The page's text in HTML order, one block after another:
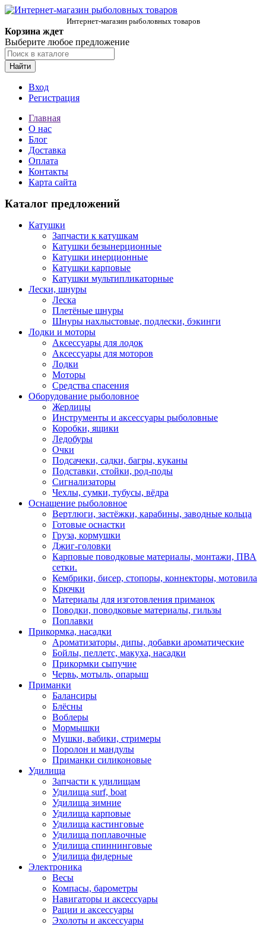
Интернет-магазин рыболовных товаров
Корзина ждет
Выберите любое предложение
Найти
Вход
Регистрация
Главная
О нас
Блог
Доставка
Оплата
Контакты
Карта сайта
Каталог предложений
Катушки
Запчасти к катушкам
Катушки безынерционные
Катушки инерционные
Катушки карповые
Катушки мультипликаторные
Лески, шнуры
Леска
Плетёные шнуры
Шнуры нахлыстовые, подлески, бэкинги
Лодки и моторы
Аксессуары для лодок
Аксессуары для моторов
Лодки
Моторы
Средства спасения
Оборудование рыболовное
Жерлицы
Инструменты и аксессуары рыболовные
Коробки, ящики
Ледобуры
Очки
Подсачеки, садки, багры, куканы
Подставки, стойки, род-поды
Сигнализаторы
Чехлы, сумки, тубусы, вёдра
Оснащение рыболовное
Вертлюги, застёжки, карабины, заводные кольца
Готовые оснастки
Груза, кормушки
Джиг-головки
Карповые поводковые материалы, монтажи, ПВА
сетки.
Кембрики, бисер, стопоры, коннекторы, мотовила
Крючки
Материалы для изготовления приманок
Поводки, поводковые материалы, гильзы
Поплавки
Прикормка, насадки
Ароматизаторы, дипы, добавки ароматические
Бойлы, пеллетс, макуха, насадки
Прикормки сыпучие
Червь, мотыль, опарыш
Приманки
Балансиры
Блёсны
Воблеры
Мормышки
Мушки, вабики, стримеры
Поролон и мандулы
Приманки силиконовые
Удилища
Запчасти к удилищам
Удилища surf, boat
Удилища зимние
Удилища карповые
Удилища кастинговые
Удилища поплавочные
Удилища спиннинговые
Удилища фидерные
Электроника
Весы
Компасы, барометры
Навигаторы и аксессуары
Рации и аксессуары
Эхолоты и аксессуары